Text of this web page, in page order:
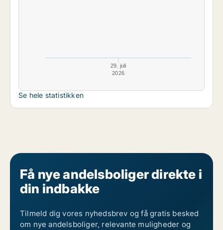
29. juli
2026
Se hele statistikken
Få nye andelsboliger direkte i
din indbakke
Tilmeld dig vores nyhedsbrev og få gratis besked
om nye andelsboliger, relevante muligheder og